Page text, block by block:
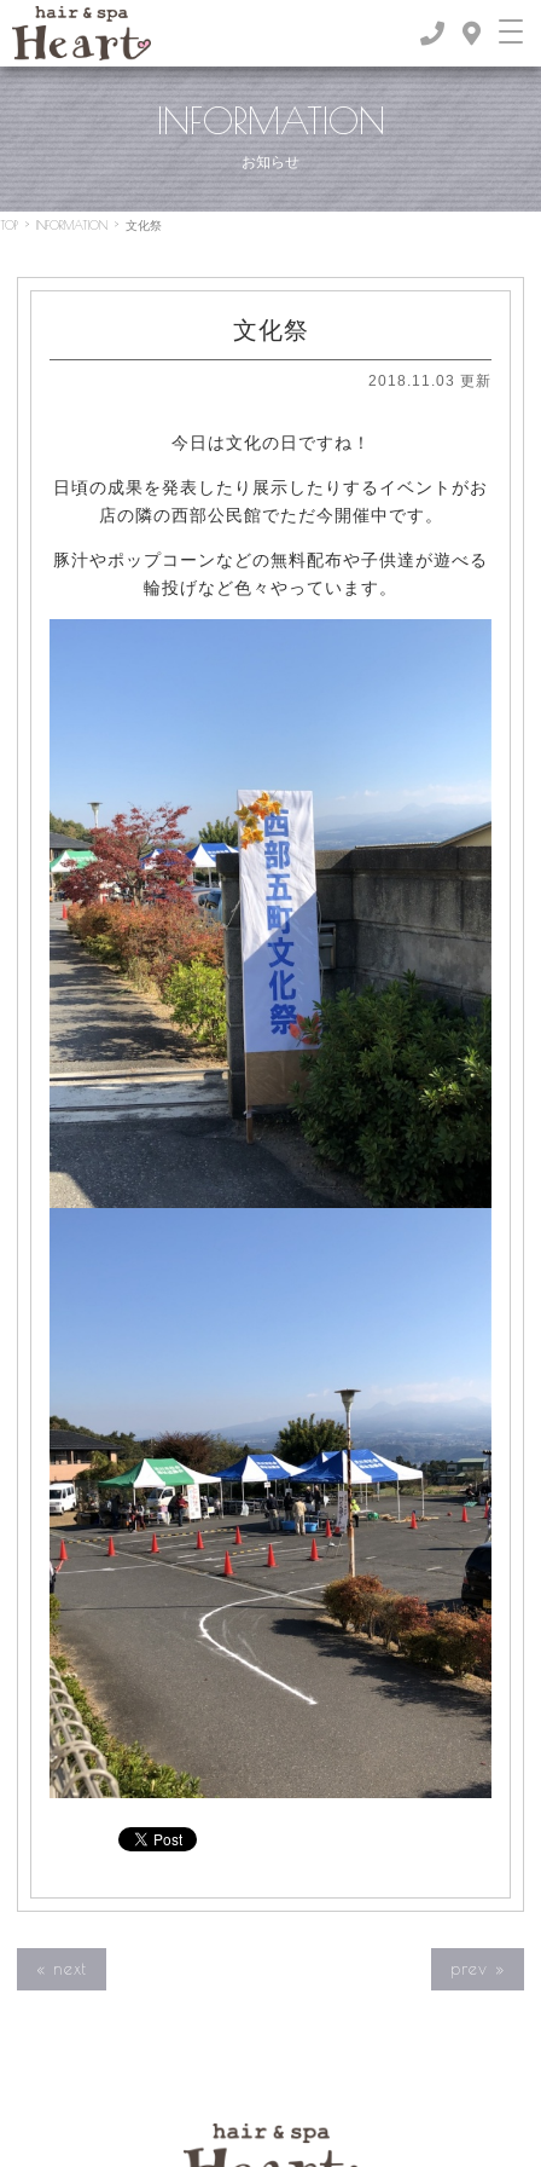
INFORMATION
お知らせ
TOP > INFORMATION > 文化祭
文化祭
2018.11.03 更新
今日は文化の日ですね！
日頃の成果を発表したり展示したりするイベントがお
店の隣の西部公民館でただ今開催中です。
豚汁やポップコーンなどの無料配布や子供達が遊べる
輪投げなど色々やっています。
« next prev »